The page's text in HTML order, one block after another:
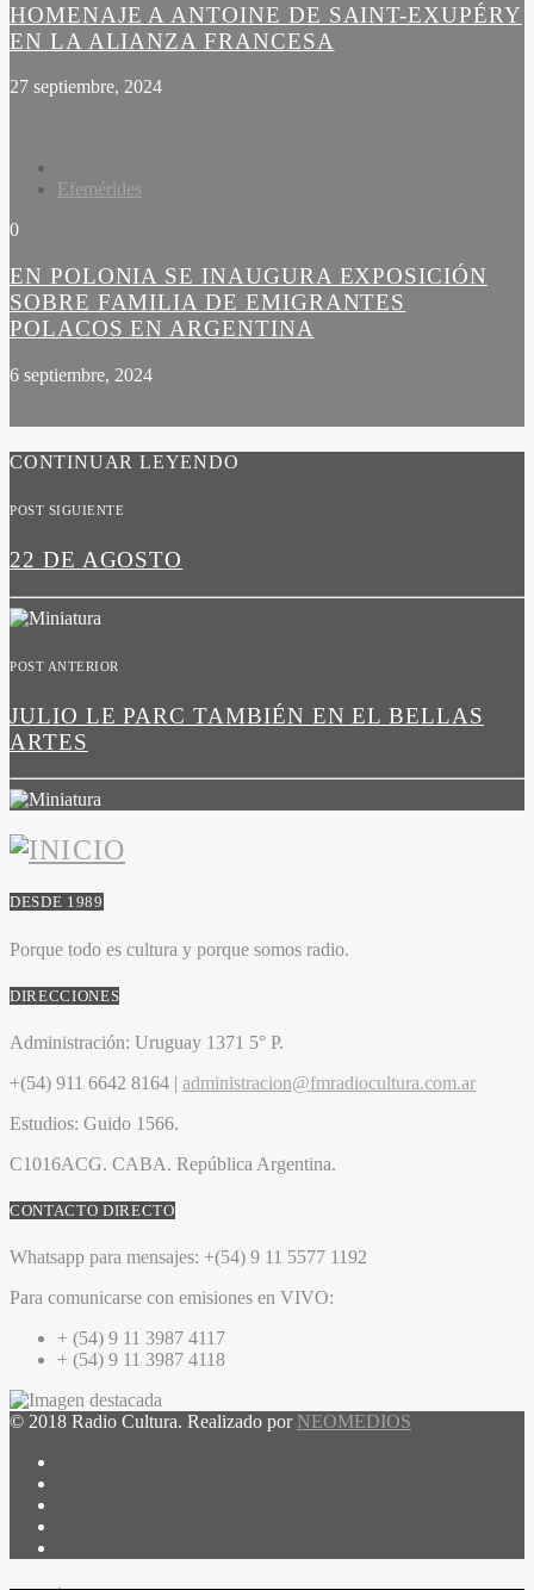
HOMENAJE A ANTOINE DE SAINT-EXUPÉRY
EN LA ALIANZA FRANCESA
27 septiembre, 2024
Efemérides
0
EN POLONIA SE INAUGURA EXPOSICIÓN
SOBRE FAMILIA DE EMIGRANTES
POLACOS EN ARGENTINA
6 septiembre, 2024
CONTINUAR LEYENDO
POST SIGUIENTE
22 DE AGOSTO
POST ANTERIOR
JULIO LE PARC TAMBIÉN EN EL BELLAS
ARTES
DESDE 1989
Porque todo es cultura y porque somos radio.
DIRECCIONES
Administración: Uruguay 1371 5° P.
+(54) 911 6642 8164 | administracion@fmradiocultura.com.ar
Estudios: Guido 1566.
C1016ACG. CABA. República Argentina.
CONTACTO DIRECTO
Whatsapp para mensajes: +(54) 9 11 5577 1192
Para comunicarse con emisiones en VIVO:
+ (54) 9 11 3987 4117
+ (54) 9 11 3987 4118
© 2018 Radio Cultura. Realizado por NEOMEDIOS